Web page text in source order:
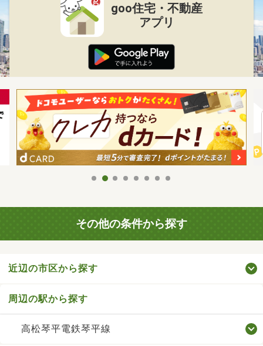
goo住宅・不動産
アプリ
その他の条件から探す
近辺の市区から探す
周辺の駅から探す
高松琴平電鉄琴平線